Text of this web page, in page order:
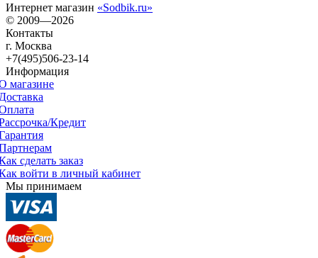
Интернет магазин «Sodbik.ru»
© 2009—2026
Контакты
г. Москва
+7(495)506-23-14
Информация
магазине
Кредит
сделать заказ
войти в личный кабинет
Мы принимаем